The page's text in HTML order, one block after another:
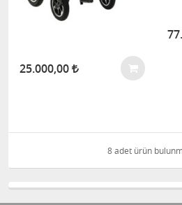
25.000,00
8 adet ürün